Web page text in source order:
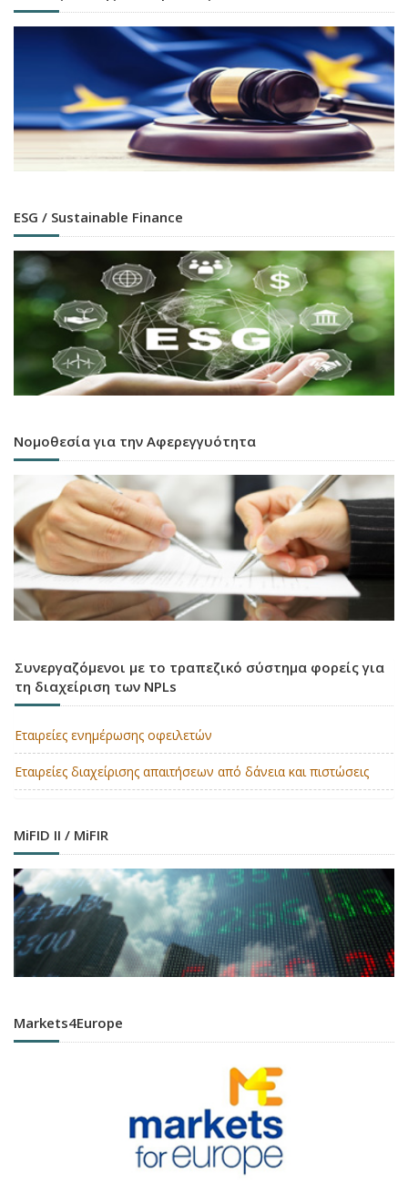
ESG / Sustainable Finance
Νομοθεσία για την Αφερεγγυότητα
Συνεργαζόμενοι με το τραπεζικό σύστημα φορείς για
τη διαχείριση των NPLs
Εταιρείες ενημέρωσης οφειλετών
Εταιρείες διαχείρισης απαιτήσεων από δάνεια και πιστώσεις
MiFID II / MiFIR
Markets4Europe